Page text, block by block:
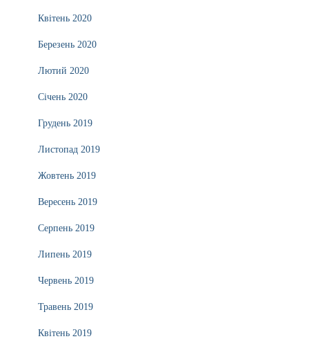
Квітень 2020
Березень 2020
Лютий 2020
Січень 2020
Грудень 2019
Листопад 2019
Жовтень 2019
Вересень 2019
Серпень 2019
Липень 2019
Червень 2019
Травень 2019
Квітень 2019